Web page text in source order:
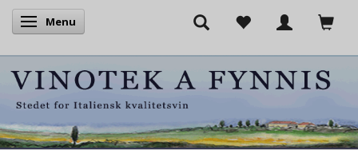
Skifte navigation
Menu